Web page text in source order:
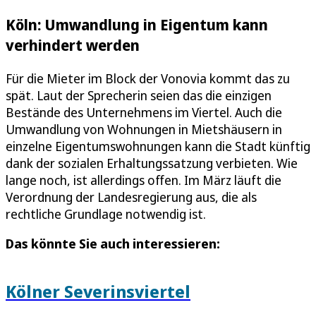
Köln: Umwandlung in Eigentum kann
verhindert werden
Für die Mieter im Block der Vonovia kommt das zu
spät. Laut der Sprecherin seien das die einzigen
Bestände des Unternehmens im Viertel. Auch die
Umwandlung von Wohnungen in Mietshäusern in
einzelne Eigentumswohnungen kann die Stadt künftig
dank der sozialen Erhaltungssatzung verbieten. Wie
lange noch, ist allerdings offen. Im März läuft die
Verordnung der Landesregierung aus, die als
rechtliche Grundlage notwendig ist.
Das könnte Sie auch interessieren:
Kölner Severinsviertel